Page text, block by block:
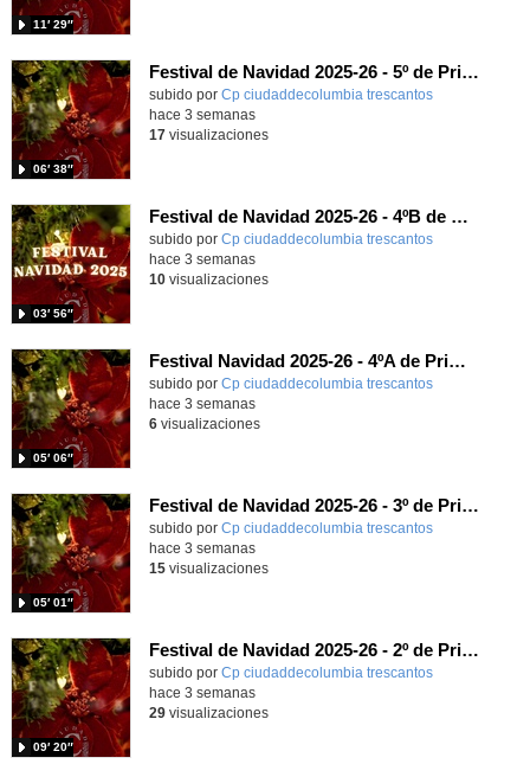
11′ 29″
Festival de Navidad 2025-26 - 5º de Primaria
subido por Cp ciudaddecolumbia trescantos
06′ 38″
-
hace 3 semanas
17visualizaciones
Festival de Navidad 2025-26 - 4ºB de Primaria
subido por Cp ciudaddecolumbia trescantos
03′ 56″
-
hace 3 semanas
10visualizaciones
Festival Navidad 2025-26 - 4ºA de Primaria
subido por Cp ciudaddecolumbia trescantos
05′ 06″
-
hace 3 semanas
6visualizaciones
Festival de Navidad 2025-26 - 3º de Primaria
subido por Cp ciudaddecolumbia trescantos
05′ 01″
-
hace 3 semanas
15visualizaciones
Festival de Navidad 2025-26 - 2º de Primaria
subido por Cp ciudaddecolumbia trescantos
09′ 20″
-
hace 3 semanas
29visualizaciones